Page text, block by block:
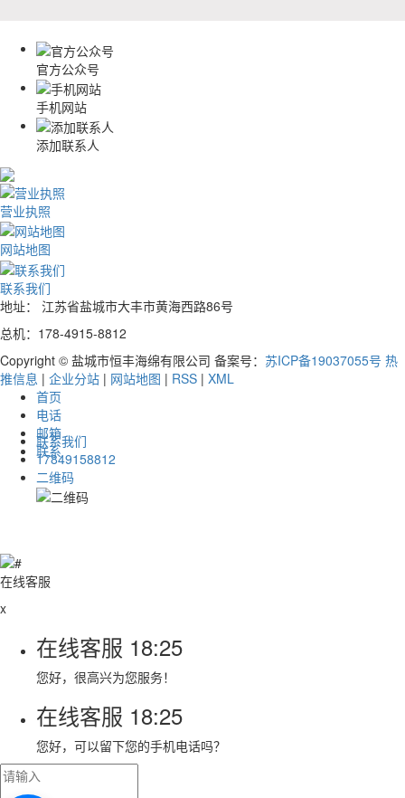
官方公众号
手机网站
添加联系人
营业执照
网站地图
联系我们
地址： 江苏省盐城市大丰市黄海西路86号
总机：178-4915-8812
Copyright © 盐城市恒丰海绵有限公司 备案号： 苏ICP备19037055号 热
推信息 | 企业分站 | 网站地图 | RSS | XML
首页
电话
邮箱
联系
联系我们
17849158812
二维码
在线客服
x
在线客服 18:25
您好，很高兴为您服务！
在线客服 18:25
您好，可以留下您的手机电话吗？